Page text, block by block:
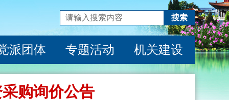
搜索
派团体 专题活动 机关建设
购询价公告